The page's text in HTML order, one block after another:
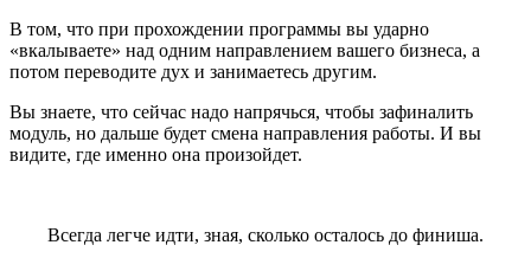
В том, что при прохождении программы вы ударно
«вкалываете» над одним направлением вашего бизнеса, а
потом переводите дух и занимаетесь другим.
Вы знаете, что сейчас надо напрячься, чтобы зафиналить
модуль, но дальше будет смена направления работы. И вы
видите, где именно она произойдет.
Всегда легче идти, зная, сколько осталось до финиша.